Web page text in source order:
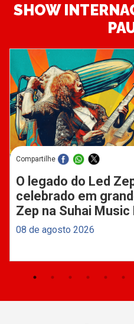
SHOW
Compartilhe
O legado do Led
celebrado em
Zep na Suhai Music
08 de agosto 2026